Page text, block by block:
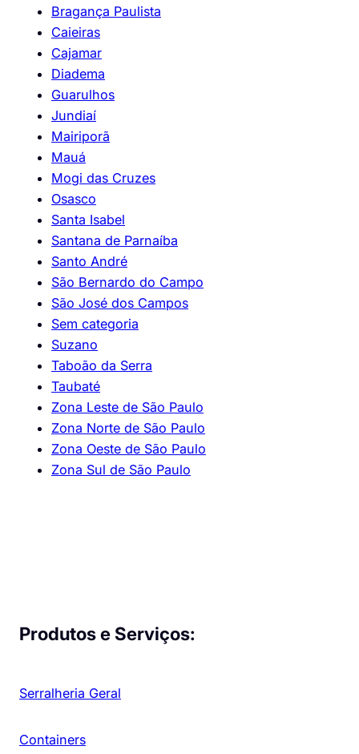
Bragança Paulista
Caieiras
Cajamar
Diadema
Guarulhos
Jundiaí
Mairiporã
Mauá
Mogi das Cruzes
Osasco
Santa Isabel
Santana de Parnaíba
Santo André
São Bernardo do Campo
São José dos Campos
Sem categoria
Suzano
Taboão da Serra
Taubaté
Zona Leste de São Paulo
Zona Norte de São Paulo
Zona Oeste de São Paulo
Zona Sul de São Paulo
Produtos e Serviços:
Serralheria Geral
Containers